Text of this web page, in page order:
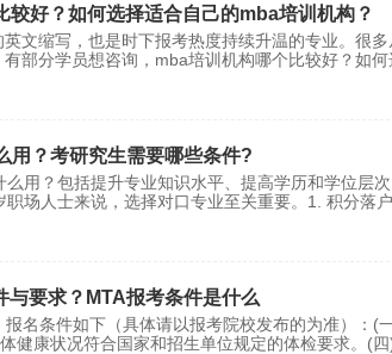
较好？如何选择适合自己的mba培训机构？
文缩写，也是时下报考热度持续升温的专业。很
部分学员想咨询，mba培训机构哪个比较好？如何
用？考研究生需要哪些条件?
用？包括提升专业知识水平、提高学历和学位层
场人士来说，选择对口专业至关重要。1. 积分落
与要求？MTA报考条件是什么
报名条件如下（具体请以报考院校发布的为准）：
健康状况符合国家和招生单位规定的体检要求。(